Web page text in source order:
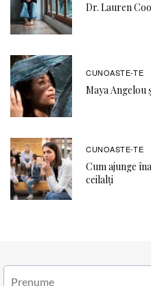
Dr. Lauren
CUNOASTE-TE
Maya Angelou
CUNOASTE-TE
Cum ajunge
ceilalți